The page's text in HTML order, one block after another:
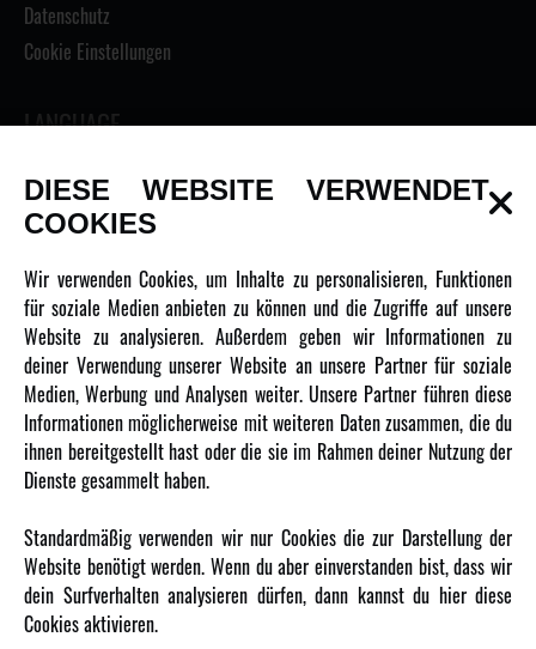
Datenschutz
Cookie Einstellungen
LANGUAGE
INFORMATIONEN
Newsletter
Über uns
Karriere
Amewi Kataloge
MEHR VON AMEWI
AMXRacing - Qualitäts RC-Zubehör
Amewi Construction - Nutzfahrzeuge
DIESE WEBSITE VERWENDET
COOKIES
Wir verwenden Cookies, um Inhalte zu personalisieren, Funktionen
für soziale Medien anbieten zu können und die Zugriffe auf unsere
Website zu analysieren. Außerdem geben wir Informationen zu
deiner Verwendung unserer Website an unsere Partner für soziale
Medien, Werbung und Analysen weiter. Unsere Partner führen diese
Informationen möglicherweise mit weiteren Daten zusammen, die du
ihnen bereitgestellt hast oder die sie im Rahmen deiner Nutzung der
Dienste gesammelt haben.
Standardmäßig verwenden wir nur Cookies die zur Darstellung der
Website benötigt werden. Wenn du aber einverstanden bist, dass wir
dein Surfverhalten analysieren dürfen, dann kannst du hier diese
Cookies aktivieren.